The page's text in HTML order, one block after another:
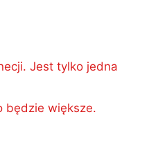
Jest tylko jedna
będzie większe.